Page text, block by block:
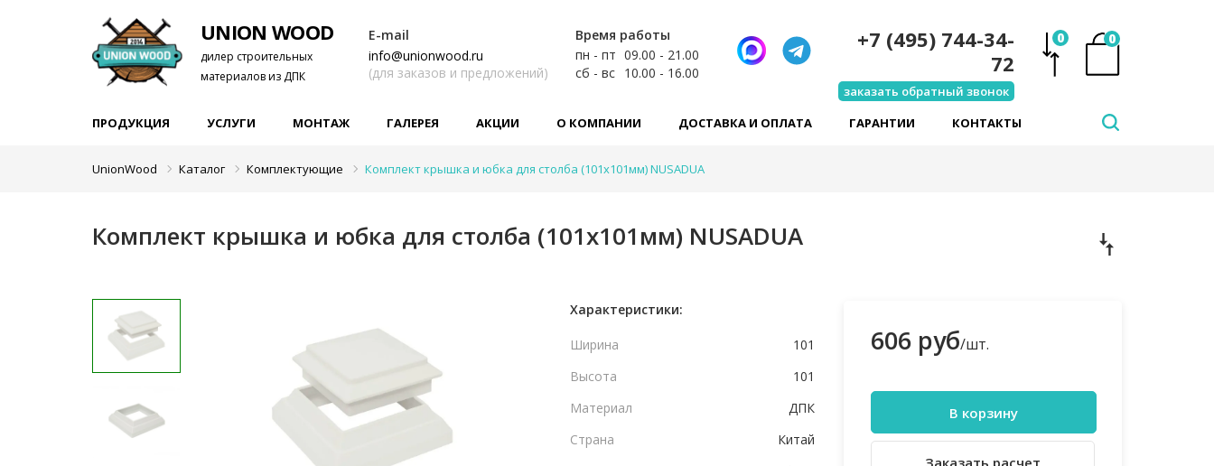
UNION WOOD
дилер строительных
материалов из ДПК
0
0
+7 (495) 744-34-
72
заказать обратный звонок
Время работы
пн - пт 09.00 - 21.00
сб - вс 10.00 - 16.00
E-mail
info@unionwood.ru
(для заказов и предложений)
ПРОДУКЦИЯ УСЛУГИ МОНТАЖ ГАЛЕРЕЯ АКЦИИ О КОМПАНИИ ДОСТАВКА И ОПЛАТА ГАРАНТИИ КОНТАКТЫ
UnionWood Каталог Комплектующие Комплект крышка и юбка для столба (101х101мм) NUSADUA
Комплект крышка и юбка для столба (101х101мм) NUSADUA
Характеристики:
Ширина
101
Высота
101
Материал
ДПК
Страна
Китай
606 руб/шт.
В корзину
Заказать расчет